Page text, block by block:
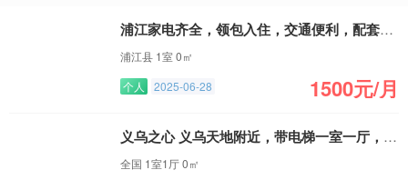
浦江家电齐全，领包入住，交通便利，配套齐全
浦江县 1室 0㎡
个人
2025-06-28 1500元/月
义乌之心 义乌天地附近，带电梯一室一厅，拎包入住
全国 1室1厅 0㎡